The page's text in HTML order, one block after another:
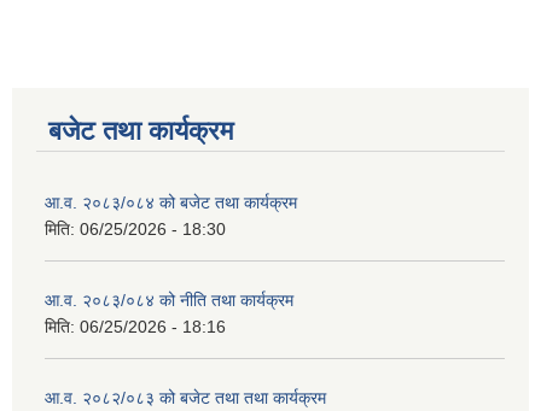
बजेट तथा कार्यक्रम
आ.व. २०८३/०८४ को बजेट तथा कार्यक्रम
मिति: 06/25/2026 - 18:30
आ.व. २०८३/०८४ को नीति तथा कार्यक्रम
मिति: 06/25/2026 - 18:16
आ.व. २०८२/०८३ को बजेट तथा तथा कार्यक्रम